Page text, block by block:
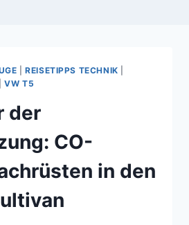
|REISETIPPS TECHNIK
|VW T5
der
CO-
in den